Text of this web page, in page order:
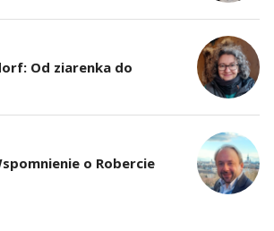
Od ziarenka do
o Robercie